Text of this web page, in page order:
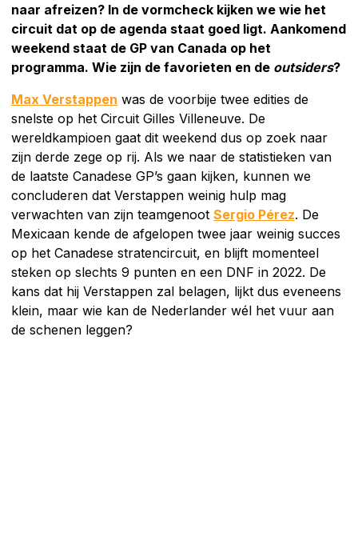
naar afreizen? In de vormcheck kijken we wie het
circuit dat op de agenda staat goed ligt. Aankomend
weekend staat de GP van Canada op het
programma. Wie zijn de favorieten en de outsiders?
Max Verstappen was de voorbije twee edities de
snelste op het Circuit Gilles Villeneuve. De
wereldkampioen gaat dit weekend dus op zoek naar
zijn derde zege op rij. Als we naar de statistieken van
de laatste Canadese GP’s gaan kijken, kunnen we
concluderen dat Verstappen weinig hulp mag
verwachten van zijn teamgenoot Sergio Pérez. De
Mexicaan kende de afgelopen twee jaar weinig succes
op het Canadese stratencircuit, en blijft momenteel
steken op slechts 9 punten en een DNF in 2022. De
kans dat hij Verstappen zal belagen, lijkt dus eveneens
klein, maar wie kan de Nederlander wél het vuur aan
de schenen leggen?